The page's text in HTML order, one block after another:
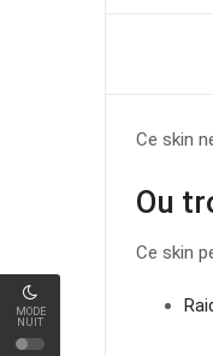
MODE
NUIT
Ce skin
Ou
Ce skin